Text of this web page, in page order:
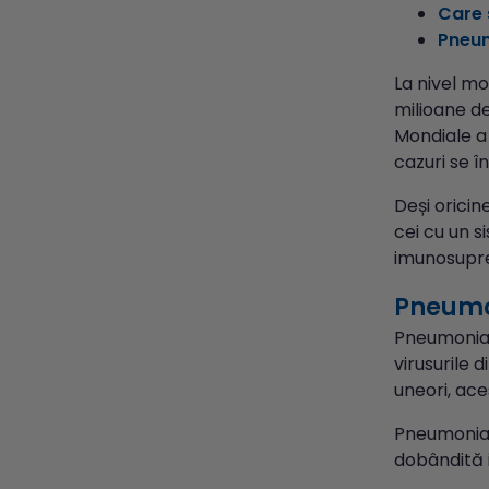
Care
La nivel
milioane
Mondiale
cazuri se
Deși
cei cu un
virusurile
uneori,
dobândită